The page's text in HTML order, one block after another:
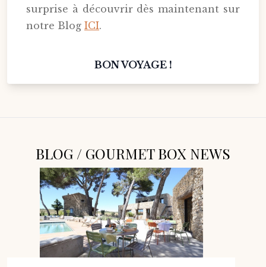
surprise à découvrir dès maintenant sur
notre Blog ICI.
BON VOYAGE !
BLOG / GOURMET BOX NEWS